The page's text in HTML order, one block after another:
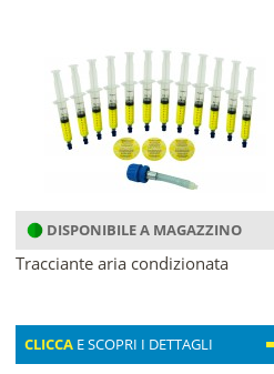
DISPONIBILE A MAGAZZINO
Tracciante aria condizionata
CLICCAE SCOPRI I DETTAGLI